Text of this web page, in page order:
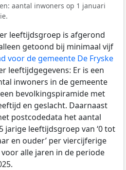
aantal inwoners op 1 januari
leeftijdsgroep is afgerond
getoond bij minimaal vijf
voor de gemeente De Fryske
leeftijdgegevens: Er is een
inwoners in de gemeente
bevolkingspiramide met
en geslacht. Daarnaast
postcodedata het aantal
jarige leeftijdsgroep van ‘0 tot
en ouder’ per viercijferige
alle jaren in de periode